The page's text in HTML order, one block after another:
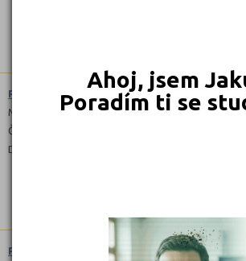
Ahoj, jsem
Poradím ti se
Pedagogické lyceum (7842M03)
Maturitní
Čeština
Denní
Podnikání (6441L51)